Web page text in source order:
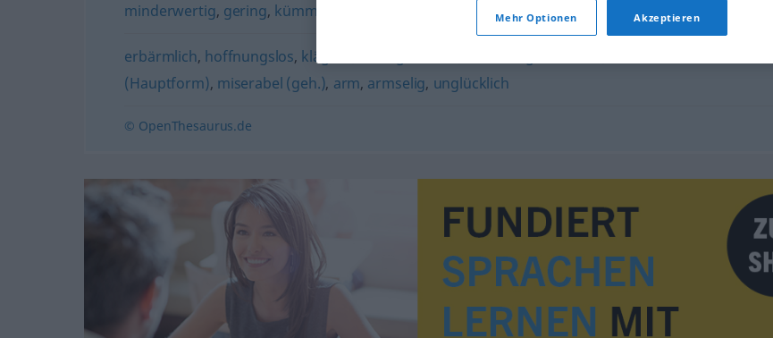
minderwertig, gering, kümmerlich windig (ugs.), lumpig (ugs.), armselig
erbärmlich, hoffnungslos, kläglich
(Hauptform), miserabel (geh.), arm, armselig, unglücklich
© OpenThesaurus.de
Mehr Optionen Akzeptieren